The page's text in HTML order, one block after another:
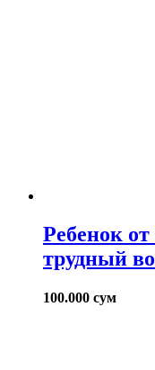
Ребенок
трудный
100.000 сум